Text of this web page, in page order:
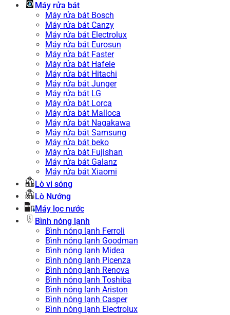
Máy rửa bát
Máy rửa bát Bosch
Máy rửa bát Canzy
Máy rửa bát Electrolux
Máy rửa bát Eurosun
Máy rửa bát Faster
Máy rửa bát Hafele
Máy rửa bát Hitachi
Máy rửa bát Junger
Máy rửa bát LG
Máy rửa bát Lorca
Máy rửa bát Malloca
Máy rửa bát Nagakawa
Máy rửa bát Samsung
Máy rửa bát beko
Máy rửa bát Fujishan
Máy rửa bát Galanz
Máy rửa bát Xiaomi
Lò vi sóng
Lò Nướng
Máy lọc nước
Bình nóng lạnh
Bình nóng lạnh Ferroli
Bình nóng lạnh Goodman
Bình nóng lạnh Midea
Bình nóng lạnh Picenza
Bình nóng lạnh Renova
Bình nóng lạnh Toshiba
Bình nóng lạnh Ariston
Bình nóng lạnh Casper
Bình nóng lạnh Electrolux